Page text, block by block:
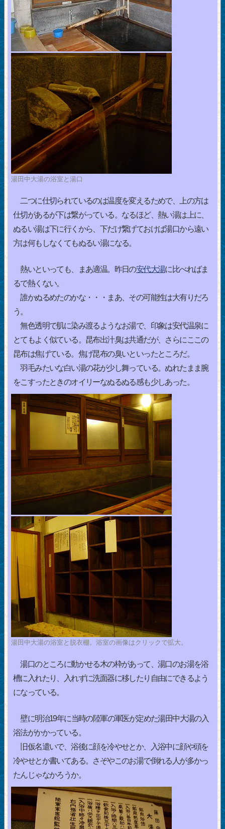
湯田中大湯の浴室と湯口
二つに仕切られているのは温度を変えるためで、上の方は
仕切があるが下は繋がっている。なるほど、熱い湯は上に、
ぬるい湯は下に行くから、下だけ繋げておけば湯口から遠い
方は何もしなくてもぬるい湯になる。
熱いといっても、まあ適温。昨日の安代大湯に比べればま
るで熱くない。
誰かぬるめたのかな・・・まあ、その可能性は大有りだろ
う。
無色透明で肌に染み渡るようなお湯で、印象は安代温泉に
とてもよく似ている。昆布出汁臭は共通だが、さらにここの
昆布は焦げている。焦げ昆布の臭いといったところだ。
羽毛みたいな白い湯の花が少し舞っている。ぬれたまま腕
をこすったときのオイリーなぬるぬる感も少しあった。
湯田中大湯の浴室と脱衣棚。浴室の画像はクリックで拡大。
湯口のところに動かせる木の枠があって、湯口のお湯を浴
槽に入れたり、入れずに洗面器に移したり自由にできるよう
になっている。
壁に明治19年に当時の陸軍の軍医が定めた湯田中大湯の入
浴法がかかっている。
旧仮名遣いで、浴後に顔を冷やせとか、入浴中に顔や頭を
冷やせとか書いてある。さぞやこのお湯で倒れる人が多かっ
たんじゃなかろうか。